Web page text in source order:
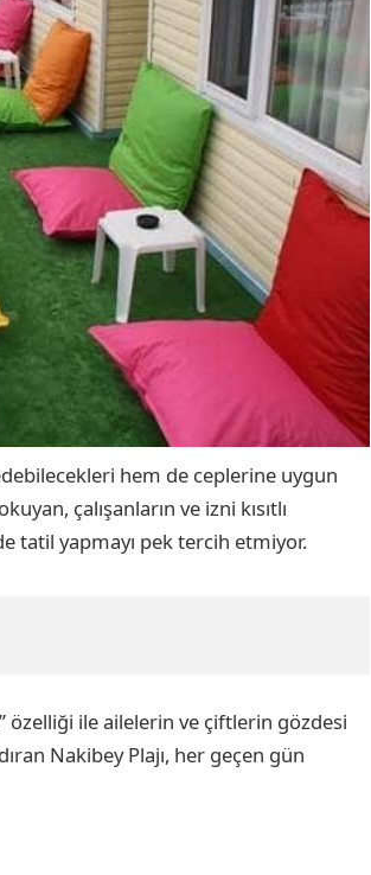
hem de ceplerine uygun
çalışanların ve izni kısıtlı
tatil yapmayı pek tercih etmiyor.
özelliği ile ailelerin ve çiftlerin gözdesi
Nakibey Plajı, her geçen gün